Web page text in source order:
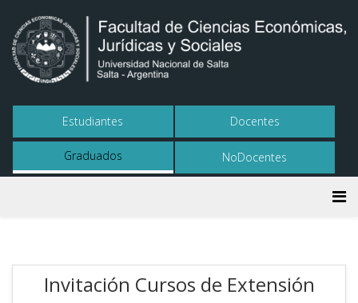
Estudiantes Docentes
Graduados NoDocentes
Invitación Cursos de Extensión